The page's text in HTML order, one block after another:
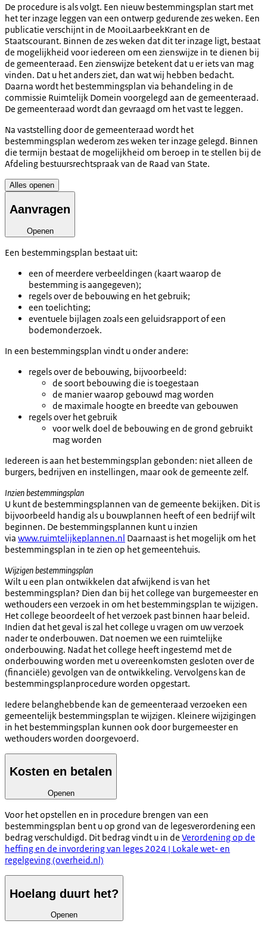
De procedure is als volgt. Een nieuw bestemmingsplan start met
het ter inzage leggen van een ontwerp gedurende zes weken. Een
publicatie verschijnt in de MooiLaarbeekKrant en de
Staatscourant. Binnen de zes weken dat dit ter inzage ligt, bestaat
de mogelijkheid voor iedereen om een zienswijze in te dienen bij
de gemeenteraad. Een zienswijze betekent dat u er iets van mag
vinden. Dat u het anders ziet, dan wat wij hebben bedacht.
Daarna wordt het bestemmingsplan via behandeling in de
commissie Ruimtelijk Domein voorgelegd aan de gemeenteraad.
De gemeenteraad wordt dan gevraagd om het vast te leggen.
Na vaststelling door de gemeenteraad wordt het
bestemmingsplan wederom zes weken ter inzage gelegd. Binnen
die termijn bestaat de mogelijkheid om beroep in te stellen bij de
Afdeling bestuursrechtspraak van de Raad van State.
Alles openen
Aanvragen
Openen
Een bestemmingsplan bestaat uit:
een of meerdere verbeeldingen (kaart waarop de
bestemming is aangegeven);
regels over de bebouwing en het gebruik;
een toelichting;
eventuele bijlagen zoals een geluidsrapport of een
bodemonderzoek.
In een bestemmingsplan vindt u onder andere:
regels over de bebouwing, bijvoorbeeld:
de soort bebouwing die is toegestaan
de manier waarop gebouwd mag worden
de maximale hoogte en breedte van gebouwen
regels over het gebruik
voor welk doel de bebouwing en de grond gebruikt
mag worden
Iedereen is aan het bestemmingsplan gebonden: niet alleen de
burgers, bedrijven en instellingen, maar ook de gemeente zelf.
Inzien bestemmingsplan
U kunt de bestemmingsplannen van de gemeente bekijken. Dit is
bijvoorbeeld handig als u bouwplannen heeft of een bedrijf wilt
beginnen. De bestemmingsplannen kunt u inzien
via www.ruimtelijkeplannen.nl Daarnaast is het mogelijk om het
bestemmingsplan in te zien op het gemeentehuis.
Wijzigen bestemmingsplan
Wilt u een plan ontwikkelen dat afwijkend is van het
bestemmingsplan? Dien dan bij het college van burgemeester en
wethouders een verzoek in om het bestemmingsplan te wijzigen.
Het college beoordeelt of het verzoek past binnen haar beleid.
Indien dat het geval is zal het college u vragen om uw verzoek
nader te onderbouwen. Dat noemen we een ruimtelijke
onderbouwing. Nadat het college heeft ingestemd met de
onderbouwing worden met u overeenkomsten gesloten over de
(financiële) gevolgen van de ontwikkeling. Vervolgens kan de
bestemmingsplanprocedure worden opgestart.
Iedere belanghebbende kan de gemeenteraad verzoeken een
gemeentelijk bestemmingsplan te wijzigen. Kleinere wijzigingen
in het bestemmingsplan kunnen ook door burgemeester en
wethouders worden doorgevoerd.
Kosten en betalen
Openen
Voor het opstellen en in procedure brengen van een
bestemmingsplan bent u op grond van de legesverordening een
bedrag verschuldigd. Dit bedrag vindt u in de Verordening op de
heffing en de invordering van leges 2024 | Lokale wet- en
regelgeving (overheid.nl)
Hoelang duurt het?
Openen